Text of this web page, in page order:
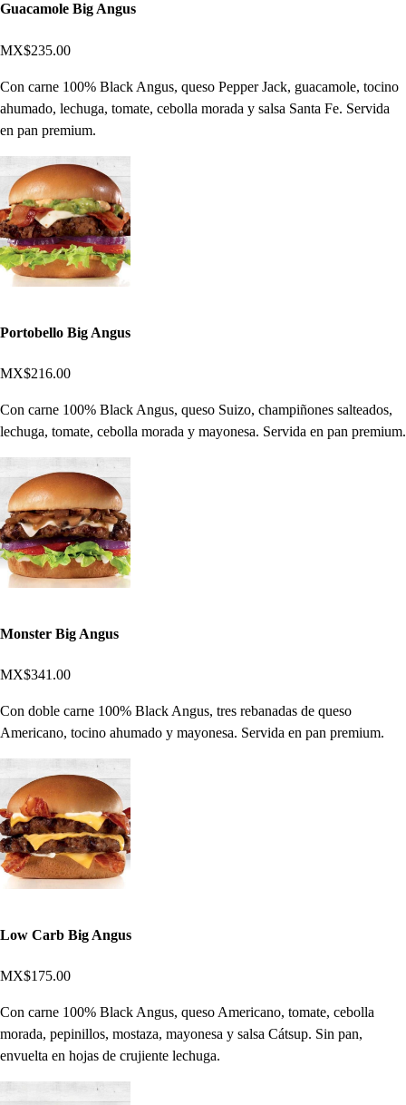
Guacamole Big Angus
MX$235.00
Con carne 100% Black Angus, queso Pepper Jack, guacamole, tocino
ahumado, lechuga, tomate, cebolla morada y salsa Santa Fe. Servida
en pan premium.
Portobello Big Angus
MX$216.00
Con carne 100% Black Angus, queso Suizo, champiñones salteados,
lechuga, tomate, cebolla morada y mayonesa. Servida en pan premium.
Monster Big Angus
MX$341.00
Con doble carne 100% Black Angus, tres rebanadas de queso
Americano, tocino ahumado y mayonesa. Servida en pan premium.
Low Carb Big Angus
MX$175.00
Con carne 100% Black Angus, queso Americano, tomate, cebolla
morada, pepinillos, mostaza, mayonesa y salsa Cátsup. Sin pan,
envuelta en hojas de crujiente lechuga.